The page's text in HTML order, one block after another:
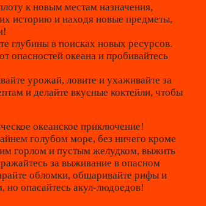
к новым местам назначения,
историю и находя новые предметы,
глубины в поисках новых ресурсов.
опасностей океана и пробивайтесь
урожай, ловите и ухаживайте за
и делайте вкусные коктейли, чтобы
океанское приключение!
голубом море, без ничего кроме
горлом и пустым желудком, выжить
за выживание в опасном
обломки, обшаривайте рифы и
но опасайтесь акул-людоедов!